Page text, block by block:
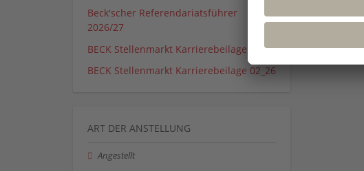
Beck'scher Referendariatsführer
2026/27
BECK Stellenmarkt Karrierebeilage 01_26
BECK Stellenmarkt Karrierebeilage 02_26
ART DER ANSTELLUNG
Angestellt